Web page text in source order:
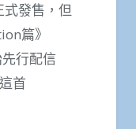
發售，但
篇》
行配信
首